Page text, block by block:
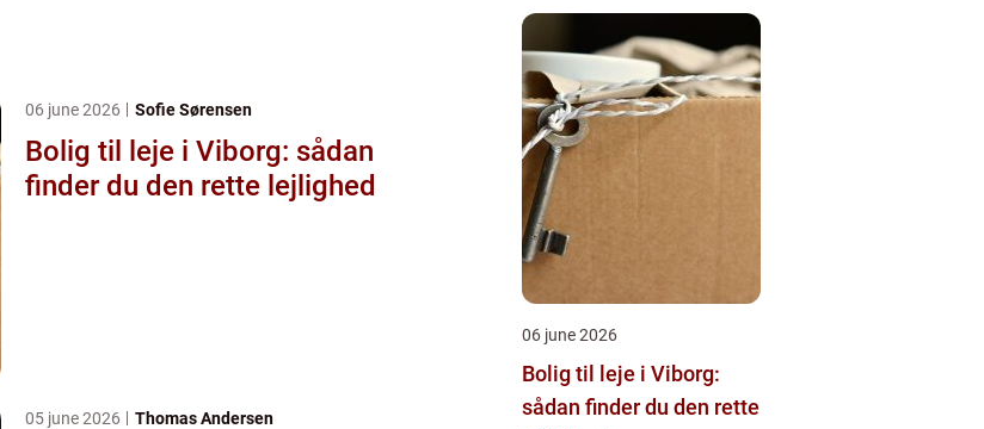
06 june 2026 Sofie Sørensen
Bolig til leje i Viborg: sådan
finder du den rette lejlighed
05 june 2026 Thomas Andersen
06 june 2026
Bolig til leje i Viborg:
sådan finder du den rette